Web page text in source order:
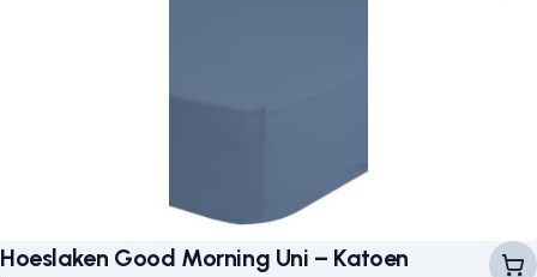
Hoeslaken Good Morning Uni – Katoen